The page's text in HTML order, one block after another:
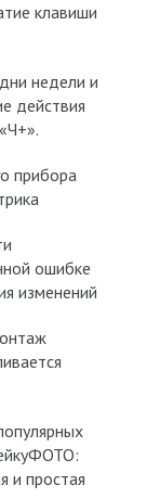
клавиши
недели и
действия
прибора
ошибке
изменений
и простая